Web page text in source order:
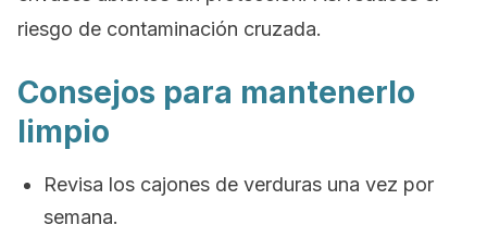
riesgo de contaminación cruzada.
Consejos para mantenerlo
limpio
Revisa los cajones de verduras una vez por
semana.